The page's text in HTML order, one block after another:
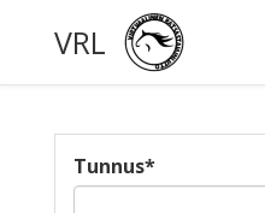
VRL
Tunnus*